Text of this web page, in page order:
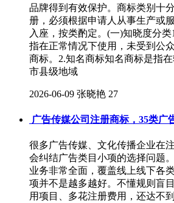
品牌得到有效保护。商标类别十
册，必须根据申请人从事生产或
入座，按类酌定。(一)知晓度分
指在正常情况下使用，未受到公
商标。2.知名商标知名商标是指
市县级地域
2026-06-09 张晓艳 27
广告传媒公司注册商标，35类广
很多广告传媒、文化传播企业在
会纠结广告类目小项的选择问题
业务非常全面，覆盖线上线下各
项并不是越多越好。不懂规则盲
用项目、多花注册费用，还达不